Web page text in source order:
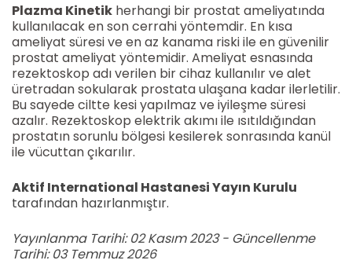
Plazma Kinetik herhangi bir prostat ameliyatında
kullanılacak en son cerrahi yöntemdir. En kısa
ameliyat süresi ve en az kanama riski ile en güvenilir
prostat ameliyat yöntemidir. Ameliyat esnasında
rezektoskop adı verilen bir cihaz kullanılır ve alet
üretradan sokularak prostata ulaşana kadar ilerletilir.
Bu sayede ciltte kesi yapılmaz ve iyileşme süresi
azalır. Rezektoskop elektrik akımı ile ısıtıldığından
prostatın sorunlu bölgesi kesilerek sonrasında kanül
ile vücuttan çıkarılır.
Aktif International Hastanesi Yayın Kurulu
tarafından hazırlanmıştır.
Yayınlanma Tarihi: 02 Kasım 2023 - Güncellenme
Tarihi: 03 Temmuz 2026